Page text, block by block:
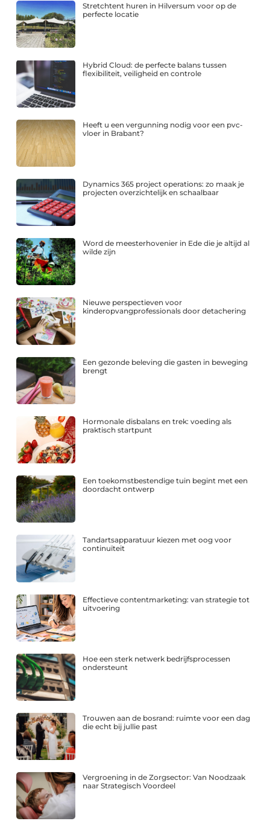
Stretchtent huren in Hilversum voor op de
perfecte locatie
Hybrid Cloud: de perfecte balans tussen
flexibiliteit, veiligheid en controle
Heeft u een vergunning nodig voor een pvc-
vloer in Brabant?
Dynamics 365 project operations: zo maak je
projecten overzichtelijk en schaalbaar
Word de meesterhovenier in Ede die je altijd al
wilde zijn
Nieuwe perspectieven voor
kinderopvangprofessionals door detachering
Een gezonde beleving die gasten in beweging
brengt
Hormonale disbalans en trek: voeding als
praktisch startpunt
Een toekomstbestendige tuin begint met een
doordacht ontwerp
Tandartsapparatuur kiezen met oog voor
continuïteit
Effectieve contentmarketing: van strategie tot
uitvoering
Hoe een sterk netwerk bedrijfsprocessen
ondersteunt
Trouwen aan de bosrand: ruimte voor een dag
die echt bij jullie past
Vergroening in de Zorgsector: Van Noodzaak
naar Strategisch Voordeel